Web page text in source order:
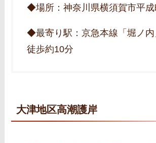
◆場所：神奈川県横須賀市平成
◆最寄り駅：京急本線「堀ノ内
徒歩約10分
大津地区高潮護岸